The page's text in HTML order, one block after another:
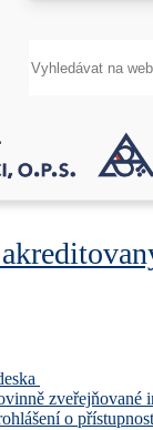
zveřejňované
o